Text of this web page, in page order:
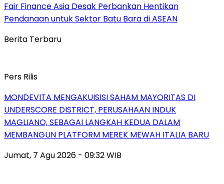
Fair Finance Asia Desak Perbankan Hentikan
Pendanaan untuk Sektor Batu Bara di ASEAN
Berita Terbaru
Pers Rilis
MONDEVITA MENGAKUISISI SAHAM MAYORITAS DI
UNDERSCORE DISTRICT, PERUSAHAAN INDUK
MAGLIANO, SEBAGAI LANGKAH KEDUA DALAM
MEMBANGUN PLATFORM MEREK MEWAH ITALIA BARU
Jumat, 7 Agu 2026 - 09:32 WIB